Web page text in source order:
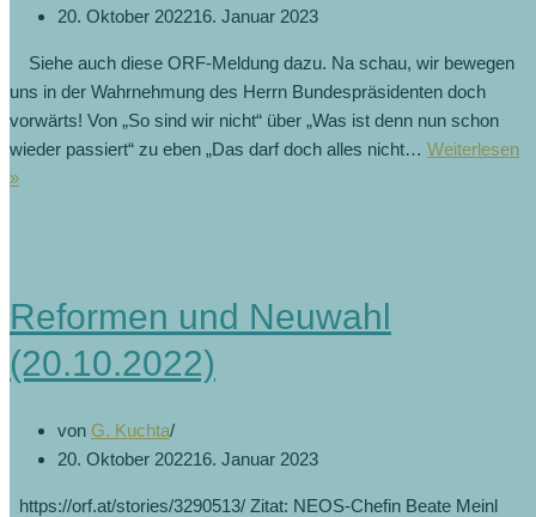
20. Oktober 202216. Januar 2023
Siehe auch diese ORF-Meldung dazu. Na schau, wir bewegen
uns in der Wahrnehmung des Herrn Bundespräsidenten doch
vorwärts! Von „So sind wir nicht“ über „Was ist denn nun schon
wieder passiert“ zu eben „Das darf doch alles nicht… Weiterlesen
»
Reformen und Neuwahl
(20.10.2022)
von G. Kuchta
20. Oktober 202216. Januar 2023
https://orf.at/stories/3290513/ Zitat: NEOS-Chefin Beate Meinl